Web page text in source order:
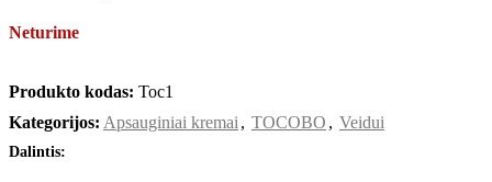
Neturime
Produkto kodas: Toc1
Kategorijos: Apsauginiai kremai , TOCOBO , Veidui
Dalintis: